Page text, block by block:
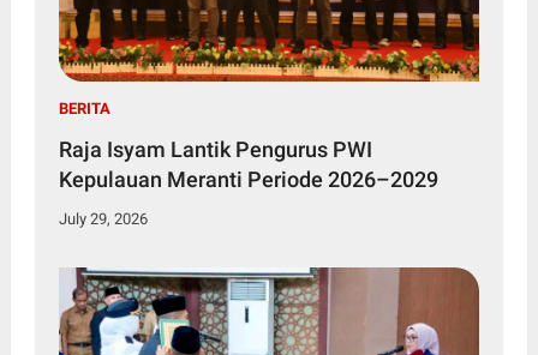
BERITA
Raja Isyam Lantik Pengurus PWI
Kepulauan Meranti Periode 2026–2029
July 29, 2026